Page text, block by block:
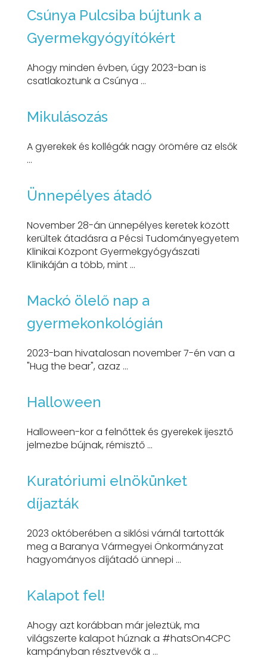
Csúnya Pulcsiba bújtunk a
Gyermekgyógyítókért
Ahogy minden évben, úgy 2023-ban is
csatlakoztunk a Csúnya ...
Mikulásozás
A gyerekek és kollégák nagy örömére az elsők
...
Ünnepélyes átadó
November 28-án ünnepélyes keretek között
kerültek átadásra a Pécsi Tudományegyetem
Klinikai Központ Gyermekgyógyászati
Klinikáján a több, mint ...
Mackó ölelő nap a
gyermekonkológián
2023-ban hivatalosan november 7-én van a
"Hug the bear", azaz ...
Halloween
Halloween-kor a felnőttek és gyerekek ijesztő
jelmezbe bújnak, rémisztő ...
Kuratóriumi elnökünket
díjazták
2023 októberében a siklósi várnál tartották
meg a Baranya Vármegyei Önkormányzat
hagyományos díjátadó ünnepi ...
Kalapot fel!
Ahogy azt korábban már jeleztük, ma
világszerte kalapot húznak a #hatsOn4CPC
kampányban résztvevők a ...